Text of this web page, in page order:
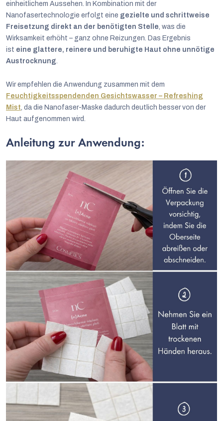
einheitlichem Aussehen. In Kombination mit der
Nanofasertechnologie erfolgt eine gezielte und schrittweise
Freisetzung direkt an der benötigten Stelle , was die
Wirksamkeit erhöht – ganz ohne Reizungen. Das Ergebnis
ist eine glattere, reinere und beruhigte Haut ohne unnötige
Austrocknung
Wir empfehlen die Anwendung zusammen mit dem
Feuchtigkeitsspendenden Gesichtswasser – Refreshing
Mist , da die Nanofaser-Maske dadurch deutlich besser von der
Haut aufgenommen wird.
Anleitung zur Anwendung: